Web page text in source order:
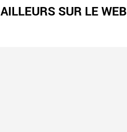
AILLEURS SUR LE WEB